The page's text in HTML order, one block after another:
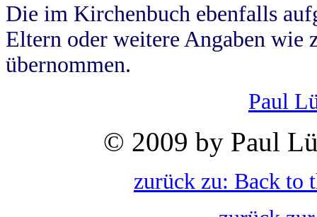
Die im Kirchenbuch ebenfalls
Eltern oder weitere Angaben wie
übernommen.
Paul
© 2009 by Paul
zurück zu: Back to